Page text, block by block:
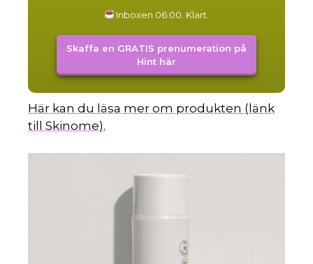
Inboxen 06:00. Klart.
Skaffa en GRATIS prenumeration på
Hint här
Här kan du läsa mer om produkten (länk
till Skinome).